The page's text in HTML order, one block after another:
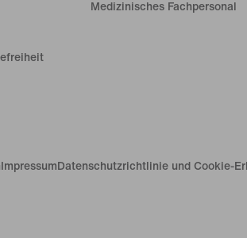
Medizinisches Fachpersonal
Impressum Datenschutzrichtlinie und Cookie-